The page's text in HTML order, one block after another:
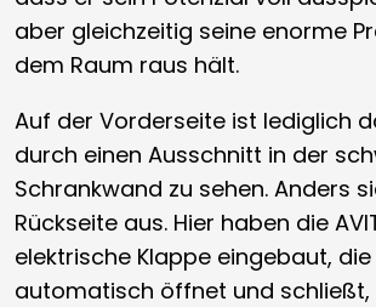
aber gleichzeitig seine enorme
dem Raum raus hält.
Auf der Vorderseite ist lediglich
durch einen Ausschnitt in der
Schrankwand zu sehen. Anders
Rückseite aus. Hier haben die
elektrische Klappe eingebaut,
automatisch öffnet und schließt,